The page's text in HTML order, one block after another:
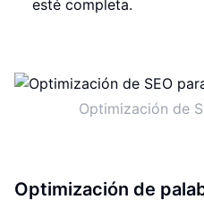
esté completa.
Optimización de
Optimización de